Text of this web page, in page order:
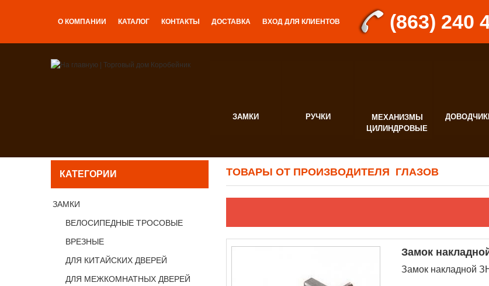
О КОМПАНИИ КАТАЛОГ КОНТАКТЫ ДОСТАВКА ВХОД ДЛЯ КЛИЕНТОВ
ЗАМКИ РУЧКИ
МЕХАНИЗМЫ
ЦИЛИНДРОВЫЕ
(863) 240
КАТЕГОРИИ
ЗАМКИ
ВЕЛОСИПЕДНЫЕ ТРОСОВЫЕ
ВРЕЗНЫЕ
ДЛЯ КИТАЙСКИХ ДВЕРЕЙ
ДЛЯ МЕЖКОМНАТНЫХ ДВЕРЕЙ
ТОВАРЫ ОТ ПРОИЗВОДИТЕЛЯ ГЛАЗОВ
Замок
Замок накладной